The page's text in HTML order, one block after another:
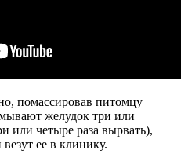
помассировав питомцу
желудок три или
или четыре раза вырвать),
ее в клинику.